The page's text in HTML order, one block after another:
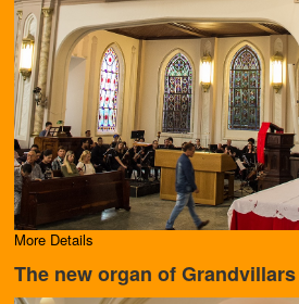
More Details
The new organ of Grandvillars